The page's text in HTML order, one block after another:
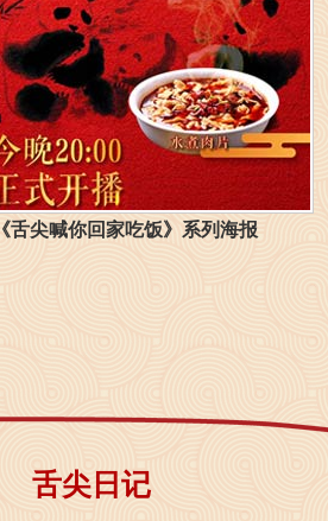
《舌尖喊你回家吃饭》系列海报
舌尖日记